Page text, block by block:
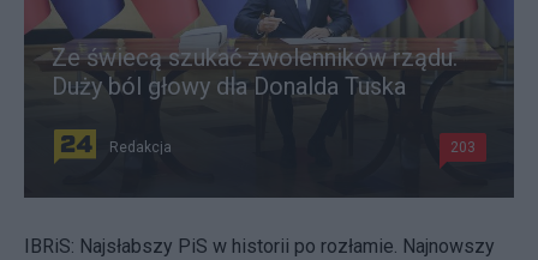
Ze świecą szukać zwolenników rządu.
Duży ból głowy dla Donalda Tuska
Redakcja 203
IBRiS: Najsłabszy PiS w historii po rozłamie. Najnowszy